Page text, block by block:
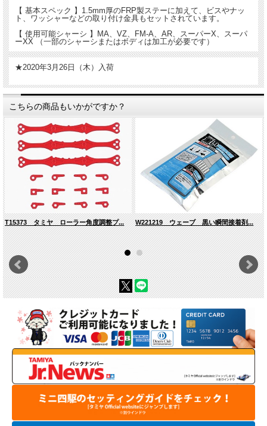
【 基本スペック 】1.5mm厚のFRP製ステーに加えて、ビスやナッ
ト、ワッシャーなどの取り付け金具もセットされています。
【 使用可能シャーシ 】MA、VZ、FM-A、AR、スーパーX、スーパ
ーXX （一部のシャーシまたはボディは加工が必要です）
★2020年3月26日（木）入荷
こちらの商品もいかがですか？
T15373 タミヤ ローラー角度調整プ... W221219 ウェーブ 黒い瞬間接着剤...